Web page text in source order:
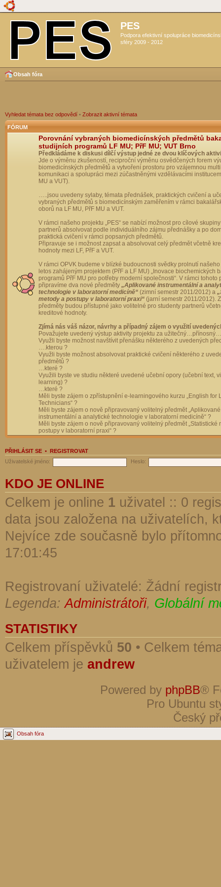
PES
Podpora efektivní spolupráce
sféry 2009 - 2012
Obsah fóra
Vyhledat témata bez odpovědí • Zobrazit aktivní témata
FÓRUM
Porovnání vybraných biomedicínských předmětů
studijních programů LF MU; PřF MU; VUT Brno
Předkládáme k diskusi dílčí výstup jedné ze dvou klíčových
Jde o výměnu zkušeností, reciproční výměnu osvědčených forem
biomedicínských předmětů a vytvoření prostoru pro vzájemnou
komunikaci a spolupráci mezi zúčastněnými vzdělávacími
MU a VUT).
…..jsou uvedeny sylaby, témata přednášek, praktických cvičení a
vybraných předmětů s biomedicínským zaměřením v rámci
oborů na LF MU, PřF MU a VUT.
V rámci našeho projektu „PES“ se nabízí možnost pro cílové
partnerů absolvovat podle individuálního zájmu přednášky a po
praktická cvičení v rámci popsaných předmětů.
Připravuje se i možnost zapsat a absolvovat celý předmět včetně
hodnoty mezi LF, PřF a VUT.
V rámci OPVK budeme v blízké budoucnosti svědky prolnutí
letos zahájeným projektem (PřF a LF MU) „Inovace biochemických
programů PřF MU pro potřeby moderní společnosti“. V rámci tohoto
připravíme dva nové předměty „Aplikované instrumentální a
technologie v laboratorní medicíně“ (zimní semestr 2011/2012) a
metody a postupy v laboratorní praxi“ (jarní semestr 2011/2012).
předměty budou přístupné jako volitelné pro studenty partnerů
kreditové hodnoty.
Zjímá nás váš názor, návrhy a případný zájem o využití
Považujete uvedený výstup aktivity projektu za
Využli byste možnost navštívit přenášku některého z uvedených
….kterou ?
Využli byste možnost absolvovat praktické cvičení některého z
předmětů ?
…které ?
Využili byste ve studiu některé uvedené učební opory (učební text,
learning) ?
…které ?
Měli byste zájem o zpřístupnění e-learningového kurzu „English for
Technicians“ ?
Měli byste zájem o nově připravovaný volitelný předmět „Aplikované
instrumentální a analytické technologie v laboratorní medicíně“ ?
Měli byste zájem o nově připravovaný volitelný předmět „Statistické
postupy v laboratorní praxi“ ?
PŘIHLÁSIT SE • REGISTROVAT
Uživatelské jméno:
Heslo:
KDO JE ONLINE
Celkem je online 1 uživatel :: 0
data jsou založena na uživatelích,
Nejvíce zde současně bylo
17:01:45
Registrovaní uživatelé: Žádní
Legenda:Administrátoři, Globální
STATISTIKY
Celkem příspěvků 50 • Celkem
uživatelem je andrew
Powered by phpBB®
Pro Ubuntu
Český
Obsah fóra